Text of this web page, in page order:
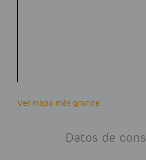
Ver mapa más grande
Datos de